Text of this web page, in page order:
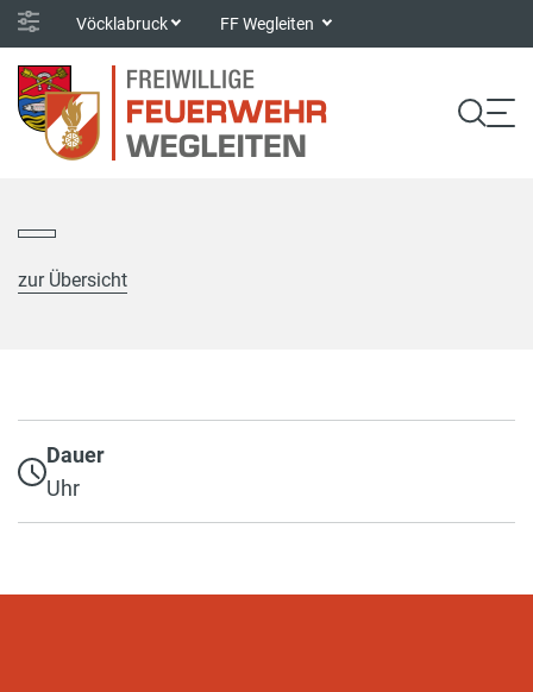
Vöcklabruck FF Wegleiten
zur Übersicht
Dauer
Uhr